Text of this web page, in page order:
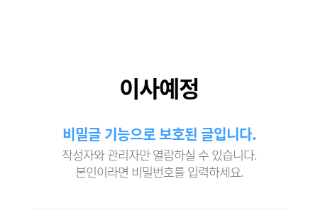
이사예정
비밀글 기능으로 보호된 글입니다.
작성자와 관리자만 열람하실 수 있습니다.
본인이라면 비밀번호를 입력하세요.